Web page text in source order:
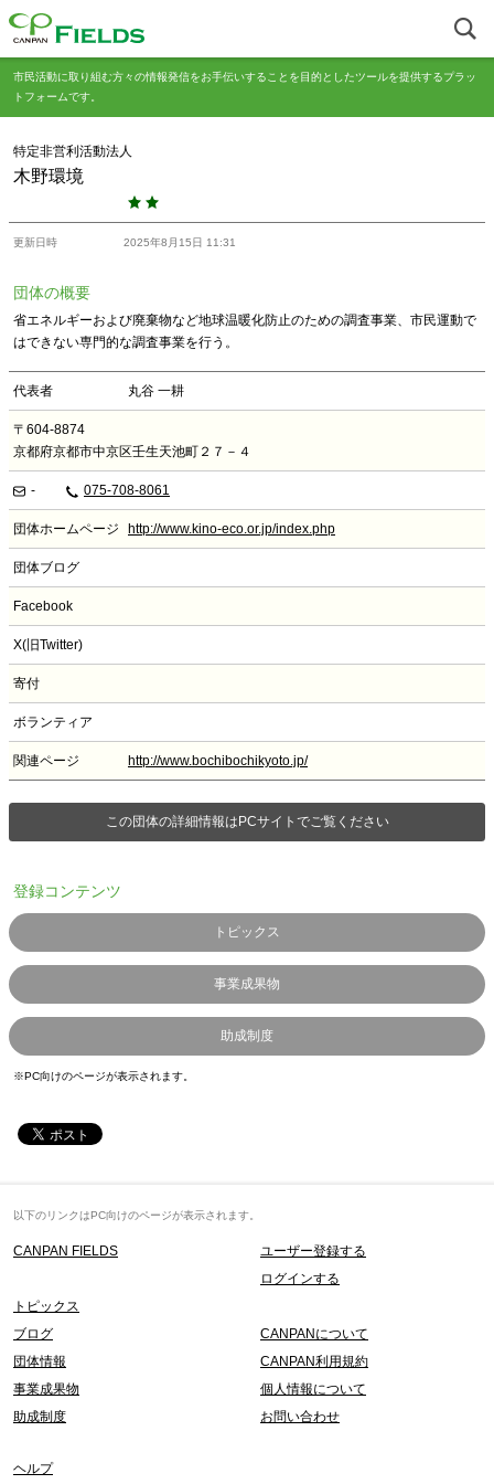
市民活動に取り組む方々の情報発信をお手伝いすることを目的としたツールを提供するプラッ
トフォームです。
特定非営利活動法人
木野環境
更新日時 2025年8月15日 11:31
団体の概要
省エネルギーおよび廃棄物など地球温暖化防止のための調査事業、市民運動で
はできない専門的な調査事業を行う。
代表者 丸谷 一耕
〒604-8874
京都府京都市中京区壬生天池町２７－４
- 075-708-8061
団体ホームページ http://www.kino-eco.or.jp/index.php
団体ブログ
Facebook
X(旧Twitter)
寄付
ボランティア
関連ページ http://www.bochibochikyoto.jp/
この団体の詳細情報はPCサイトでご覧ください
登録コンテンツ
トピックス
事業成果物
助成制度
※PC向けのページが表示されます。
以下のリンクはPC向けのページが表示されます。
CANPAN FIELDS
ユーザー登録する
ログインする
トピックス
ブログ
団体情報
事業成果物
助成制度
CANPANについて
CANPAN利用規約
個人情報について
お問い合わせ
ヘルプ